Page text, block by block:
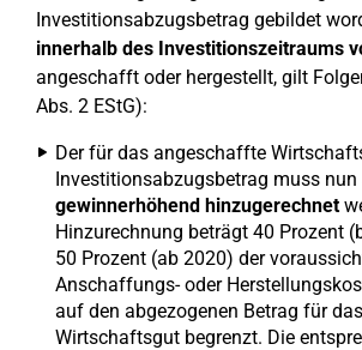
Investitionsabzugsbetrag gebildet
innerhalb des Investitionszeitraums
angeschafft oder hergestellt, gilt
Abs. 2 EStG):
Der für das angeschaffte
Investitionsabzugsbetrag muss
gewinnerhöhend hinzugerechnet
Hinzurechnung beträgt 40 Prozent
50 Prozent (ab 2020) der
Anschaffungs- oder
auf den abgezogenen Betrag für
Wirtschaftsgut begrenzt. Die